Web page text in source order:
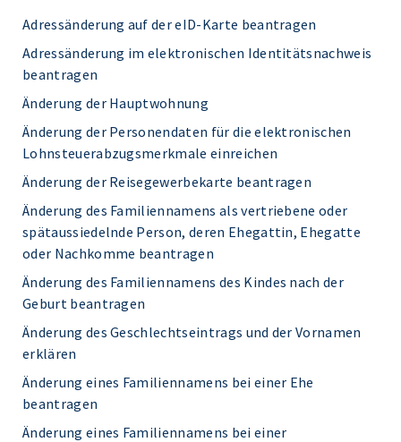
Adressänderung auf der eID-Karte beantragen
Adressänderung im elektronischen Identitätsnachweis
beantragen
Änderung der Hauptwohnung
Änderung der Personendaten für die elektronischen
Lohnsteuerabzugsmerkmale einreichen
Änderung der Reisegewerbekarte beantragen
Änderung des Familiennamens als vertriebene oder
spätaussiedelnde Person, deren Ehegattin, Ehegatte
oder Nachkomme beantragen
Änderung des Familiennamens des Kindes nach der
Geburt beantragen
Änderung des Geschlechtseintrags und der Vornamen
erklären
Änderung eines Familiennamens bei einer Ehe
beantragen
Änderung eines Familiennamens bei einer